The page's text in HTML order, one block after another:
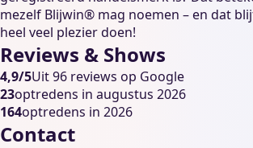
mezelf Blijwin® mag noemen – en dat
heel veel plezier doen!
Reviews & Shows
4,9/5Uit 96 reviews op Google
23optredens in augustus 2026
164optredens in 2026
Contact